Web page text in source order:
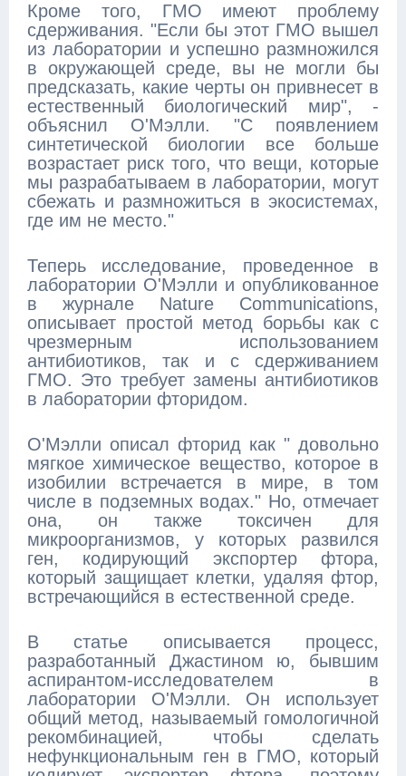
Кроме того, ГМО имеют проблему
сдерживания. "Если бы этот ГМО вышел
из лаборатории и успешно размножился
в окружающей среде, вы не могли бы
предсказать, какие черты он привнесет в
естественный биологический мир", -
объяснил О'Мэлли. "С появлением
синтетической биологии все больше
возрастает риск того, что вещи, которые
мы разрабатываем в лаборатории, могут
сбежать и размножиться в экосистемах,
где им не место."
Теперь исследование, проведенное в
лаборатории О'Мэлли и опубликованное
в журнале Nature Communications,
описывает простой метод борьбы как с
чрезмерным использованием
антибиотиков, так и с сдерживанием
ГМО. Это требует замены антибиотиков
в лаборатории фторидом.
О'Мэлли описал фторид как " довольно
мягкое химическое вещество, которое в
изобилии встречается в мире, в том
числе в подземных водах." Но, отмечает
она, он также токсичен для
микроорганизмов, у которых развился
ген, кодирующий экспортер фтора,
который защищает клетки, удаляя фтор,
встречающийся в естественной среде.
В статье описывается процесс,
разработанный Джастином ю, бывшим
аспирантом-исследователем в
лаборатории О'Мэлли. Он использует
общий метод, называемый гомологичной
рекомбинацией, чтобы сделать
нефункциональным ген в ГМО, который